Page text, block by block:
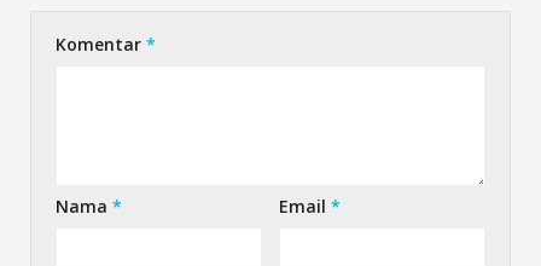
Komentar *
Nama * Email*